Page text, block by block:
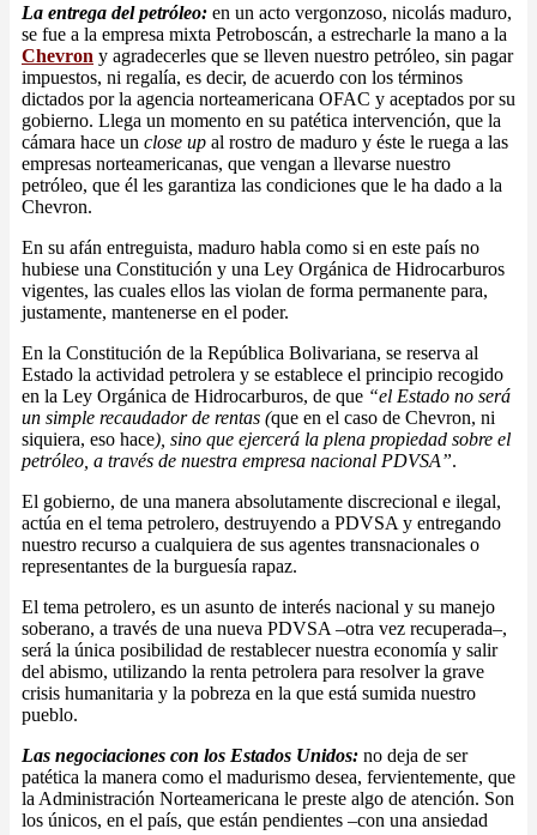
La entrega del petróleo: en un acto vergonzoso, nicolás maduro,
se fue a la empresa mixta Petroboscán, a estrecharle la mano a la
Chevron y agradecerles que se lleven nuestro petróleo, sin pagar
impuestos, ni regalía, es decir, de acuerdo con los términos
dictados por la agencia norteamericana OFAC y aceptados por su
gobierno. Llega un momento en su patética intervención, que la
cámara hace un close up al rostro de maduro y éste le ruega a las
empresas norteamericanas, que vengan a llevarse nuestro
petróleo, que él les garantiza las condiciones que le ha dado a la
Chevron.
En su afán entreguista, maduro habla como si en este país no
hubiese una Constitución y una Ley Orgánica de Hidrocarburos
vigentes, las cuales ellos las violan de forma permanente para,
justamente, mantenerse en el poder.
En la Constitución de la República Bolivariana, se reserva al
Estado la actividad petrolera y se establece el principio recogido
en la Ley Orgánica de Hidrocarburos, de que “el Estado no será
un simple recaudador de rentas (que en el caso de Chevron, ni
siquiera, eso hace), sino que ejercerá la plena propiedad sobre el
petróleo, a través de nuestra empresa nacional PDVSA”.
El gobierno, de una manera absolutamente discrecional e ilegal,
actúa en el tema petrolero, destruyendo a PDVSA y entregando
nuestro recurso a cualquiera de sus agentes transnacionales o
representantes de la burguesía rapaz.
El tema petrolero, es un asunto de interés nacional y su manejo
soberano, a través de una nueva PDVSA –otra vez recuperada–,
será la única posibilidad de restablecer nuestra economía y salir
del abismo, utilizando la renta petrolera para resolver la grave
crisis humanitaria y la pobreza en la que está sumida nuestro
pueblo.
Las negociaciones con los Estados Unidos: no deja de ser
patética la manera como el madurismo desea, fervientemente, que
la Administración Norteamericana le preste algo de atención. Son
los únicos, en el país, que están pendientes –con una ansiedad